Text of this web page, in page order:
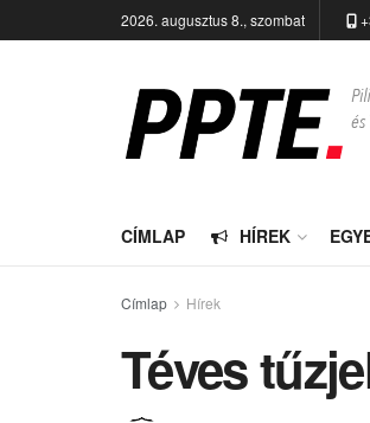
2026. augusztus 8., szombat
CÍMLAP HÍREK
Címlap Hírek
Téves